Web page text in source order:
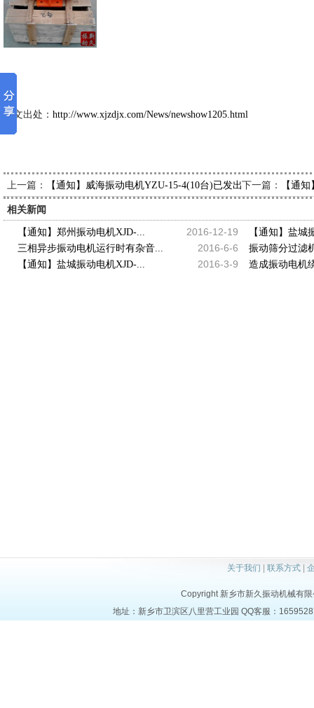
本文出处： http://www.xjzdjx.com/News/newshow1205.html
上一篇： 【通知】威海振动电机YZU-15-4(10台)已发出，请孙经理查收
下一篇： 【通
相关新闻
2016-12-19
【通知】郑州振动电机XJD-... 【通知】盐城
2016-6-6
三相异步振动电机运行时有杂音... 振动筛分过滤
2016-3-9
【通知】盐城振动电机XJD-... 造成振动电机
关于我们 | 联系方式|
Copyright 新乡市新久振动机械有
地址：新乡市卫滨区八里营工业园 QQ客服：